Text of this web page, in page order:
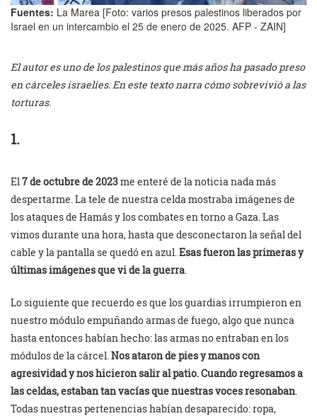
Fuentes: La Marea [Foto: varios presos palestinos liberados por
Israel en un intercambio el 25 de enero de 2025. AFP - ZAIN]
El autor es uno de los palestinos que más años ha pasado preso
en cárceles israelíes. En este texto narra cómo sobrevivió a las
torturas.
1.
El 7 de octubre de 2023me enteré de la noticia nada más
despertarme. La tele de nuestra celda mostraba imágenes de
los ataques de Hamás y los combates en torno a Gaza. Las
vimos durante una hora, hasta que desconectaron la señal del
cable y la pantalla se quedó en azul. Esas fueron las primeras y
últimas imágenes que vi de la guerra
Lo siguiente que recuerdo es que los guardias irrumpieron en
nuestro módulo empuñando armas de fuego, algo que nunca
hasta entonces habían hecho: las armas no entraban en los
módulos de la cárcel. Nos ataron de pies y manos con
agresividad y nos hicieron salir al patio. Cuando regresamos a
las celdas, estaban tan vacías que nuestras voces resonaban
Todas nuestras pertenencias habían desaparecido: ropa,